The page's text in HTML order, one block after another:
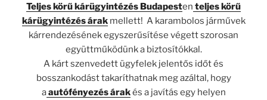
Teljes körű kárügyintézés Budapesten teljes körű
kárügyintézés árakmellett! A karambolos járművek
kárrendezésének egyszerűsítése végett szorosan
együttműködünk a biztosítókkal.
A kárt szenvedett ügyfelek jelentős időt és
bosszankodást takaríthatnak meg azáltal, hogy
aautófényezés árakés a javítás egy helyen